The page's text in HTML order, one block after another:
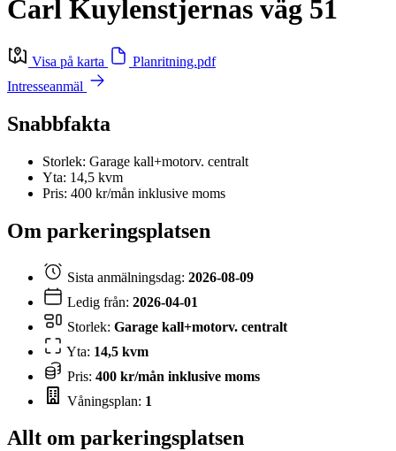
Carl Kuylenstjernas väg 51
Visa på karta
Planritning.pdf
Intresseanmäl
Snabbfakta
Storlek: Garage kall+motorv. centralt
Yta: 14,5 kvm
Pris: 400 kr/mån inklusive moms
Om parkeringsplatsen
Sista anmälningsdag: 2026-08-09
Ledig från: 2026-04-01
Storlek: Garage kall+motorv. centralt
Yta: 14,5 kvm
Pris: 400 kr/mån inklusive moms
Våningsplan: 1
Allt om parkeringsplatsen